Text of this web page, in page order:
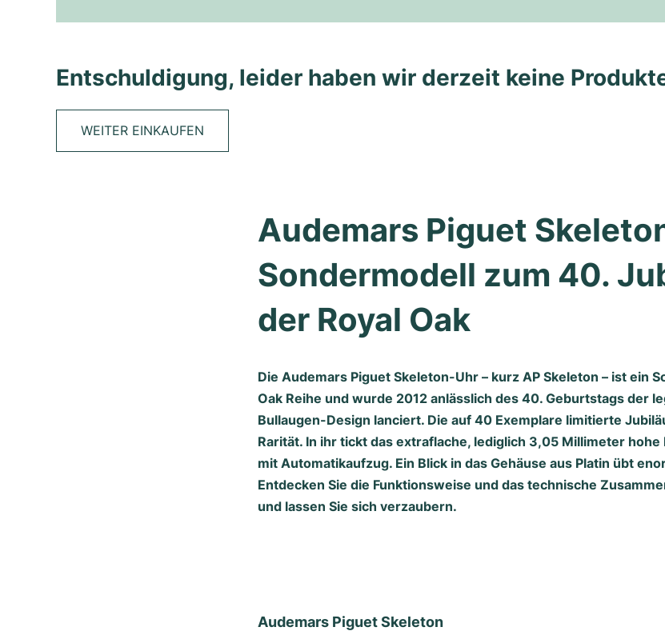
Entschuldigung, leider haben wir derzeit keine
WEITER EINKAUFEN
Audemars Piguet
Sondermodell zum 40.
der Royal Oak
Die Audemars Piguet Skeleton-Uhr – kurz AP Skeleton – ist ein
Oak Reihe und wurde 2012 anlässlich des 40. Geburtstags der
Bullaugen-Design lanciert. Die auf 40 Exemplare limitierte
Rarität. In ihr tickt das extraflache, lediglich 3,05 Millimeter
mit Automatikaufzug. Ein Blick in das Gehäuse aus Platin übt
Entdecken Sie die Funktionsweise und das technische
und lassen Sie sich verzaubern.
Audemars Piguet Skeleton